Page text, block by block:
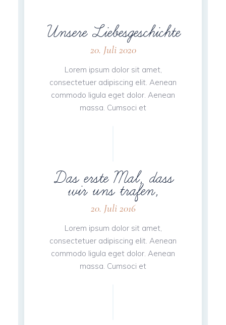
Unsere Liebesgeschichte
20. Juli 2020
Lorem ipsum dolor sit amet,
consectetuer adipiscing elit. Aenean
commodo ligula eget dolor. Aenean
massa. Cumsoci et
Das erste Mal, dass
wir uns trafen,
20. Juli 2016
Lorem ipsum dolor sit amet,
consectetuer adipiscing elit. Aenean
commodo ligula eget dolor. Aenean
massa. Cumsoci et